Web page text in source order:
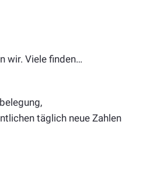
wir. Viele finden…
täglich neue Zahlen